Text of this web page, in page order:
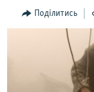
Перейти
до
ПОГЛЯД
СПЕЦПРОЕКТИ
Поділитись